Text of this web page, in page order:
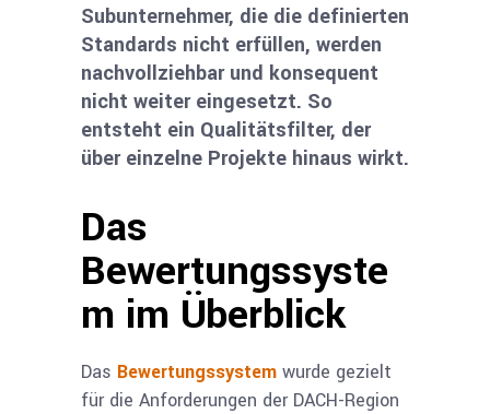
Subunternehmer, die die definierten
Standards nicht erfüllen, werden
nachvollziehbar und konsequent
nicht weiter eingesetzt. So
entsteht ein Qualitätsfilter, der
über einzelne Projekte hinaus wirkt.
Das
Bewertungssyste
m im Überblick
Das Bewertungssystem wurde gezielt
für die Anforderungen der DACH-Region